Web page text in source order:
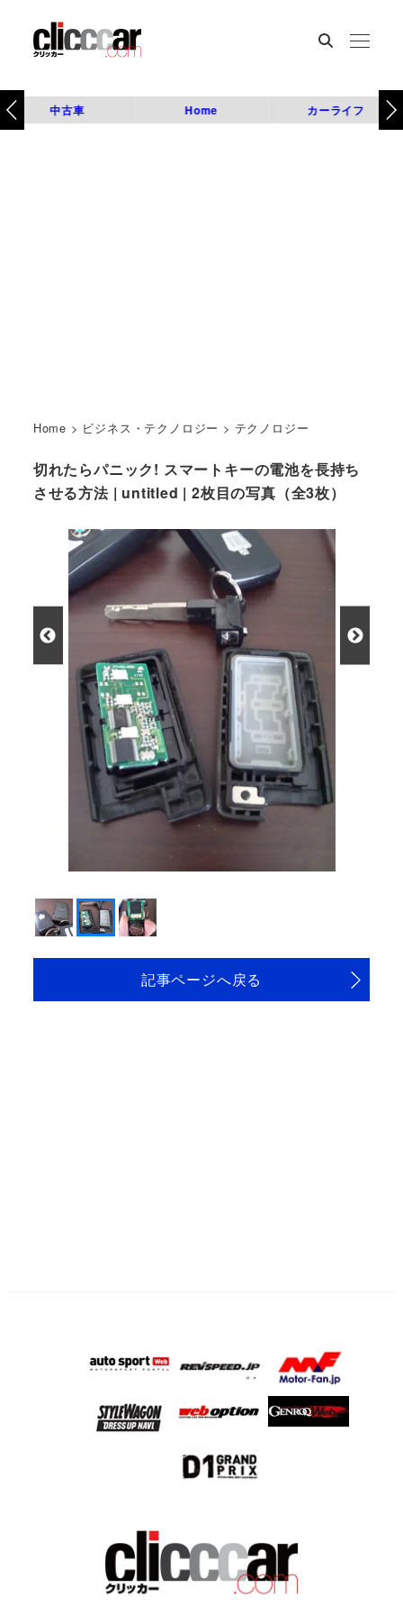
中古車 Home カーライフ
Home > ビジネス・テクノロジー > テクノロジー
切れたらパニック! スマートキーの電池を長持ち
させる方法 | untitled | 2枚目の写真（全3枚）
記事ページへ戻る